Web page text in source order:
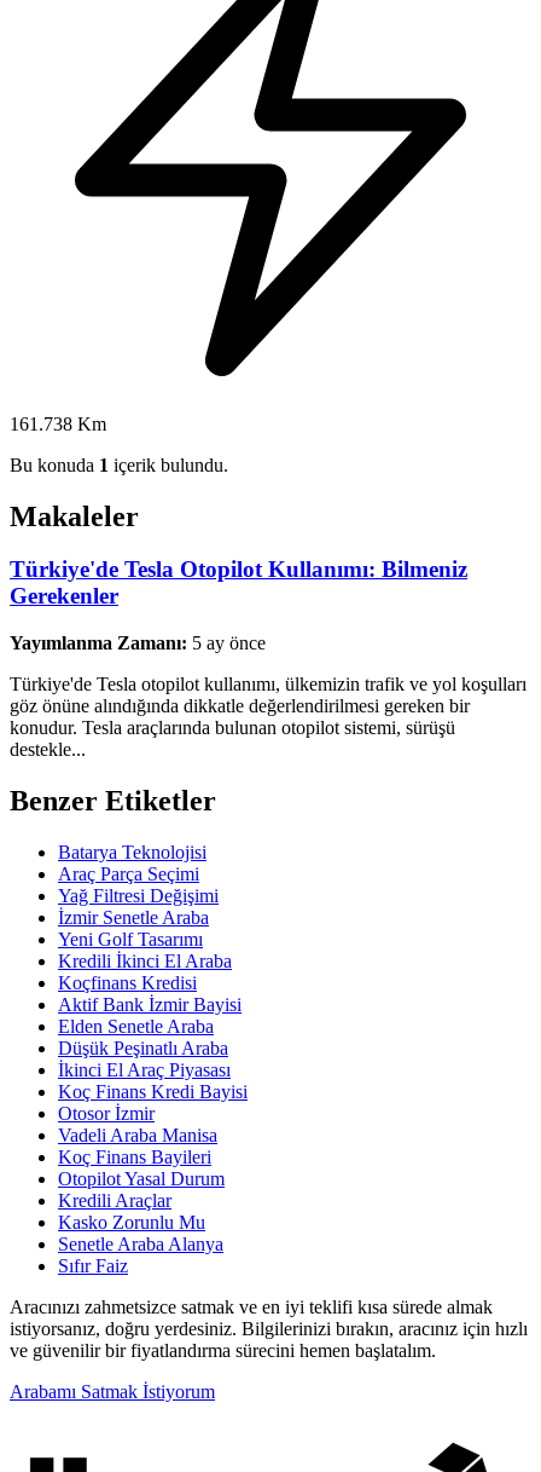
161.738 Km
Bu konuda 1 içerik bulundu.
Makaleler
Türkiye'de Tesla Otopilot Kullanımı: Bilmeniz
Gerekenler
Yayımlanma Zamanı: 5 ay önce
Türkiye'de Tesla otopilot kullanımı, ülkemizin trafik ve yol koşulları
göz önüne alındığında dikkatle değerlendirilmesi gereken bir
konudur. Tesla araçlarında bulunan otopilot sistemi, sürüşü
destekle...
Benzer Etiketler
Batarya Teknolojisi
Araç Parça Seçimi
Yağ Filtresi Değişimi
İzmir Senetle Araba
Yeni Golf Tasarımı
Kredili İkinci El Araba
Koçfinans Kredisi
Aktif Bank İzmir Bayisi
Elden Senetle Araba
Düşük Peşinatlı Araba
İkinci El Araç Piyasası
Koç Finans Kredi Bayisi
Otosor İzmir
Vadeli Araba Manisa
Koç Finans Bayileri
Otopilot Yasal Durum
Kredili Araçlar
Kasko Zorunlu Mu
Senetle Araba Alanya
Sıfır Faiz
Aracınızı zahmetsizce satmak ve en iyi teklifi kısa sürede almak
istiyorsanız, doğru yerdesiniz. Bilgilerinizi bırakın, aracınız için hızlı
ve güvenilir bir fiyatlandırma sürecini hemen başlatalım.
Arabamı Satmak İstiyorum